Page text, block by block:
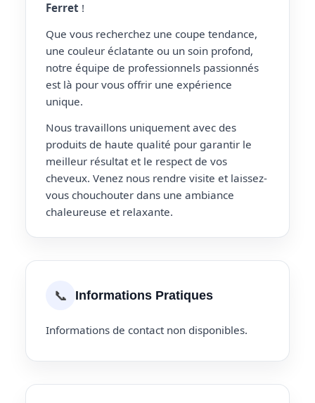
Ferret !
Que vous recherchez une coupe tendance,
une couleur éclatante ou un soin profond,
notre équipe de professionnels passionnés
est là pour vous offrir une expérience
unique.
Nous travaillons uniquement avec des
produits de haute qualité pour garantir le
meilleur résultat et le respect de vos
cheveux. Venez nous rendre visite et laissez-
vous chouchouter dans une ambiance
chaleureuse et relaxante.
📞 Informations Pratiques
Informations de contact non disponibles.